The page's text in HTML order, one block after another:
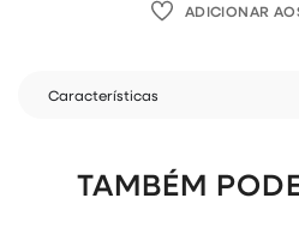
ADICIONAR
Características
TAMBÉM